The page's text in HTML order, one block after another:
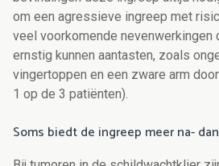
om een agressieve ingreep met
veel voorkomende
ernstig kunnen aantasten, zoals
vingertoppen en een zware arm
1 op de 3 patiënten).
Soms biedt de ingreep meer na-